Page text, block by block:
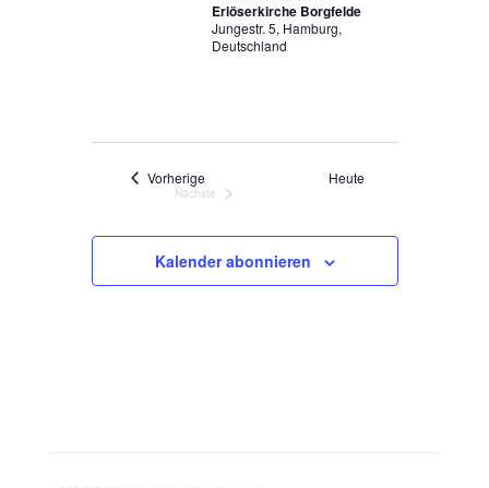
Erlöserkirche Borgfelde
Jungestr. 5, Hamburg,
Deutschland
VorherigeVeranstaltungen Heute
Nächste
Kalender abonnieren